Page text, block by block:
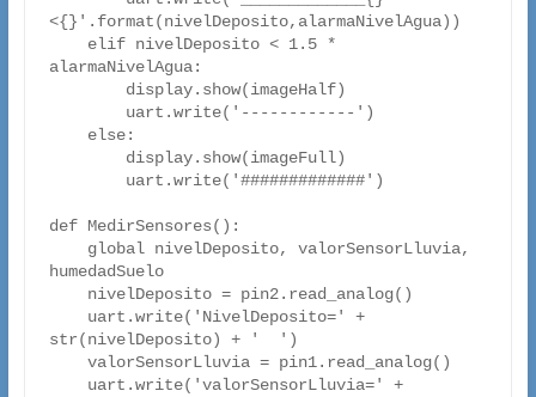
<{}'.format(nivelDeposito,alarmaNivelAgua))
alarmaNivelAgua:
def MedirSensores():
humedadSuelo
str(nivelDeposito) + '  ')